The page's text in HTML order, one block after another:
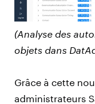
(Analyse des
objets dans
Grâce à cette
administrateurs